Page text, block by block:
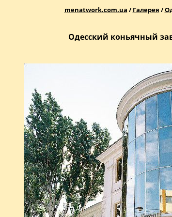
menatwork.com.ua /Галерея /
Одесский коньячный